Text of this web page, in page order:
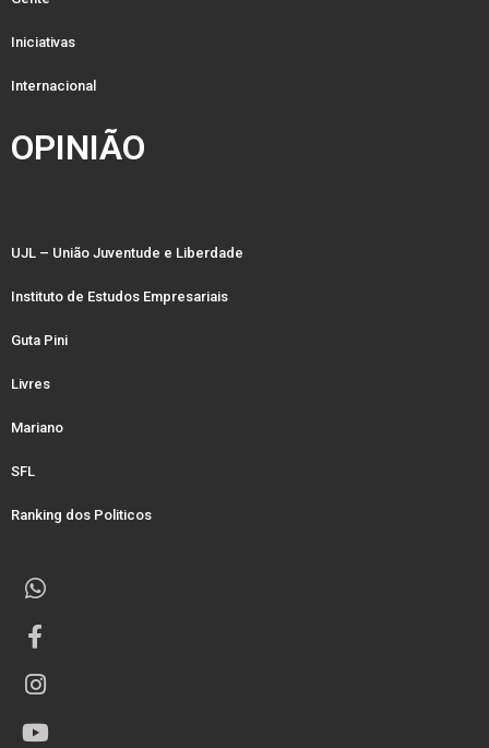
Iniciativas
Internacional
OPINIÃO
UJL – União Juventude e Liberdade
Instituto de Estudos Empresariais
Guta Pini
Livres
Mariano
SFL
Ranking dos Politicos